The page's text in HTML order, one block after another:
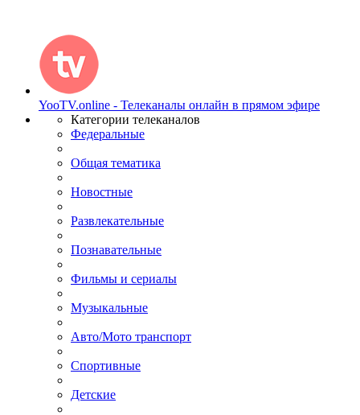
YooTV.online - Телеканалы онлайн в прямом эфире
Категории телеканалов
Федеральные
Общая тематика
Новостные
Развлекательные
Познавательные
Фильмы и сериалы
Музыкальные
Авто/Мото транспорт
Спортивные
Детские